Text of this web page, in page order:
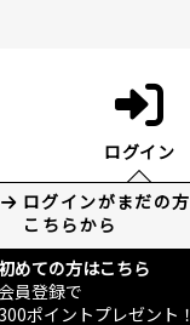
ログイン
)出荷